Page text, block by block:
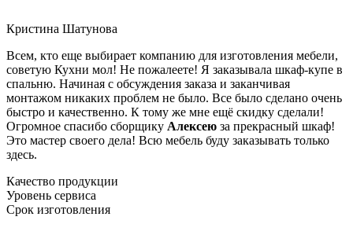
Кристина Шатунова
Всем, кто еще выбирает компанию для изготовления мебели,
советую Кухни мол! Не пожалеете! Я заказывала шкаф-купе в
спальню. Начиная с обсуждения заказа и заканчивая
монтажом никаких проблем не было. Все было сделано очень
быстро и качественно. К тому же мне ещё скидку сделали!
Огромное спасибо сборщику Алексею за прекрасный шкаф!
Это мастер своего дела! Всю мебель буду заказывать только
здесь.
Качество продукции
Уровень сервиса
Срок изготовления